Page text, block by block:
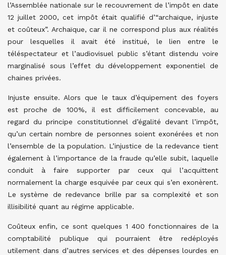
l’Assemblée nationale sur le recouvrement de l’impôt en date
12 juillet 2000, cet impôt était qualifié d’“archaïque, injuste
et coûteux”. Archaïque, car il ne correspond plus aux réalités
pour lesquelles il avait été institué, le lien entre le
téléspectateur et l’audiovisuel public s’étant distendu voire
marginalisé sous l’effet du développement exponentiel de
chaines privées.
Injuste ensuite. Alors que le taux d’équipement des foyers
est proche de 100%, il est difficilement concevable, au
regard du principe constitutionnel d’égalité devant l’impôt,
qu’un certain nombre de personnes soient exonérées et non
l’ensemble de la population. L’injustice de la redevance tient
également à l’importance de la fraude qu’elle subit, laquelle
conduit à faire supporter par ceux qui l’acquittent
normalement la charge esquivée par ceux qui s’en exonèrent.
Le système de redevance brille par sa complexité et son
illisibilité quant au régime applicable.
Coûteux enfin, ce sont quelques 1 400 fonctionnaires de la
comptabilité publique qui pourraient être redéployés
utilement dans d’autres services et des dépenses lourdes en